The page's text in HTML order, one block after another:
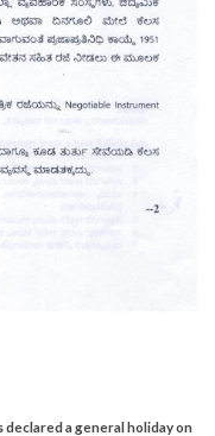
a general holiday on